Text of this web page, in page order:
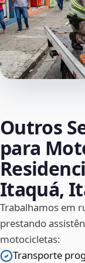
Outros
para
Itaquá,
Trabalhamos em
prestando
motocicletas:
Transporte